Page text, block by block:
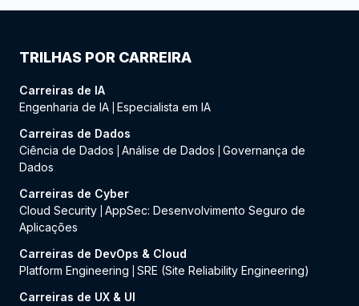
TRILHAS POR CARREIRA
Carreiras de IA
Engenharia de IA Especialista em IA
Carreiras de Dados
Ciência de Dados
Análise de Dados
Governança de
Dados
Carreiras de Cyber
Cloud Security AppSec: Desenvolvimento Seguro de
Aplicações
Carreiras de DevOps & Cloud
Platform Engineering
SRE (Site Reliability Engineering)
Carreiras de UX & UI